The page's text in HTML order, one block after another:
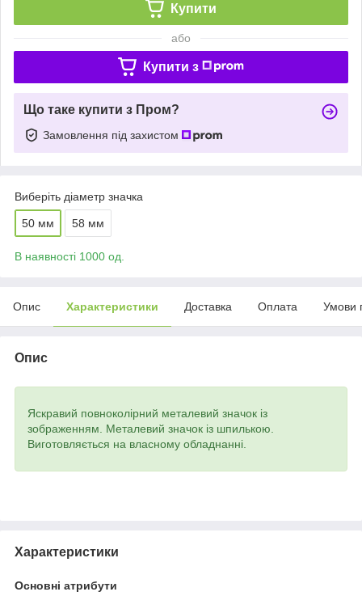
Купити
або
Купити з
Що таке купити з Пром?
Замовлення під захистом
Виберіть діаметр значка
50 мм 58 мм
В наявності 1000 од.
Опис Характеристики Доставка Оплата Умови
Опис
Яскравий повноколірний металевий значок із
зображенням. Металевий значок із шпилькою.
Виготовляється на власному обладнанні.
Характеристики
Основні атрибути